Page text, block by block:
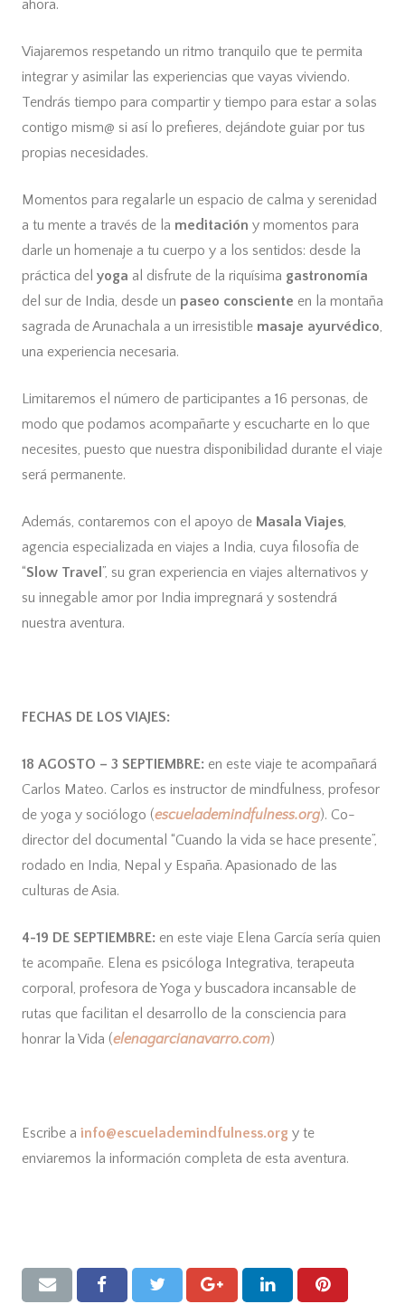
ahora.
Viajaremos respetando un ritmo tranquilo que te permita
integrar y asimilar las experiencias que vayas viviendo.
Tendrás tiempo para compartir y tiempo para estar a solas
contigo mism@ si así lo prefieres, dejándote guiar por tus
propias necesidades.
Momentos para regalarle un espacio de calma y serenidad
a tu mente a través de la meditación y momentos para
darle un homenaje a tu cuerpo y a los sentidos: desde la
práctica del yoga al disfrute de la riquísima gastronomía
del sur de India, desde un paseo consciente en la montaña
sagrada de Arunachala a un irresistible masaje ayurvédico,
una experiencia necesaria.
Limitaremos el número de participantes a 16 personas, de
modo que podamos acompañarte y escucharte en lo que
necesites, puesto que nuestra disponibilidad durante el viaje
será permanente.
Además, contaremos con el apoyo de Masala Viajes,
agencia especializada en viajes a India, cuya filosofía de
“Slow Travel ”, su gran experiencia en viajes alternativos y
su innegable amor por India impregnará y sostendrá
nuestra aventura.
FECHAS DE LOS VIAJES:
18 AGOSTO – 3 SEPTIEMBRE: en este viaje te acompañará
Carlos Mateo. Carlos es instructor de mindfulness, profesor
de yoga y sociólogo (escuelademindfulness.org). Co-
director del documental “Cuando la vida se hace presente”,
rodado en India, Nepal y España. Apasionado de las
culturas de Asia.
4-19 DE SEPTIEMBRE: en este viaje Elena García sería quien
te acompañe. Elena es psicóloga Integrativa, terapeuta
corporal, profesora de Yoga y buscadora incansable de
rutas que facilitan el desarrollo de la consciencia para
honrar la Vida (elenagarcianavarro.com)
Escribe a info@escuelademindfulness.org y te
enviaremos la información completa de esta aventura.